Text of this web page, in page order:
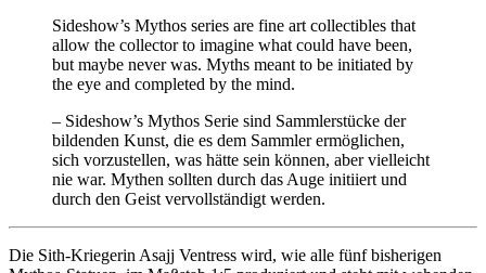
Sideshow’s Mythos series are fine art collectibles that
allow the collector to imagine what could have been,
but maybe never was. Myths meant to be initiated by
the eye and completed by the mind.
– Sideshow’s Mythos Serie sind Sammlerstücke der
bildenden Kunst, die es dem Sammler ermöglichen,
sich vorzustellen, was hätte sein können, aber vielleicht
nie war. Mythen sollten durch das Auge initiiert und
durch den Geist vervollständigt werden.
Die Sith-Kriegerin Asajj Ventress wird, wie alle fünf bisherigen